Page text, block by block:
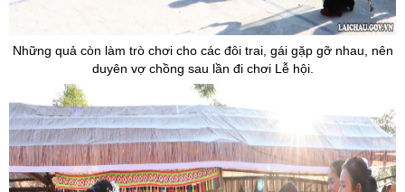
Những quả còn làm trò chơi cho các đôi trai, gái gặp gỡ nhau, nên
duyên vợ chồng sau lần đi chơi Lễ hội.